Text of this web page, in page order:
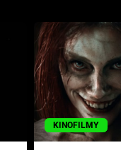
KINOFILMY